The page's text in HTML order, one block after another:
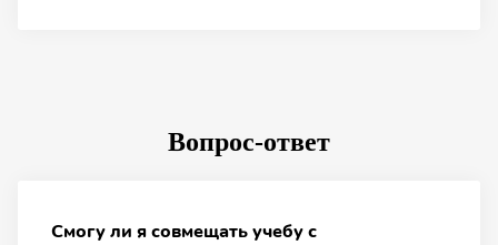
Вопрос-ответ
Смогу ли я совмещать учебу с